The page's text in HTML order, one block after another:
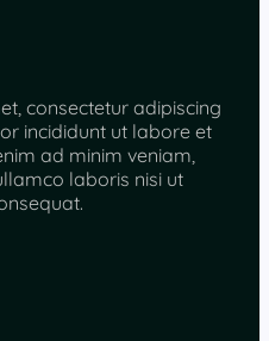
consectetur adipiscing
incididunt ut labore et
ad minim veniam,
laboris nisi ut